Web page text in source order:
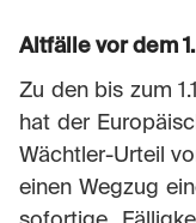
Altfälle vor dem
Zu den bis zum
hat der
Wächtler-Urteil
einen Wegzug